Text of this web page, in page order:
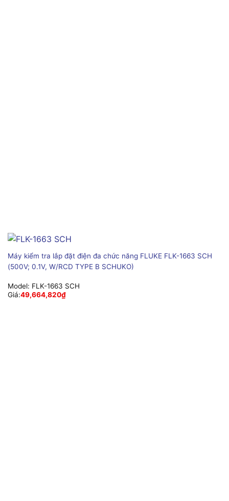
Máy kiểm tra lắp đặt điện đa chức năng FLUKE FLK-1663 SCH
(500V; 0.1V, W/RCD TYPE B SCHUKO)
Model: FLK-1663 SCH
Giá:49,664,820₫